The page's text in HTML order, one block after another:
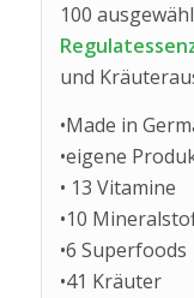
100
und
•Made in
•eigene
• 13 Vitamine
•10
•6 Superfoods
•41 Kräuter